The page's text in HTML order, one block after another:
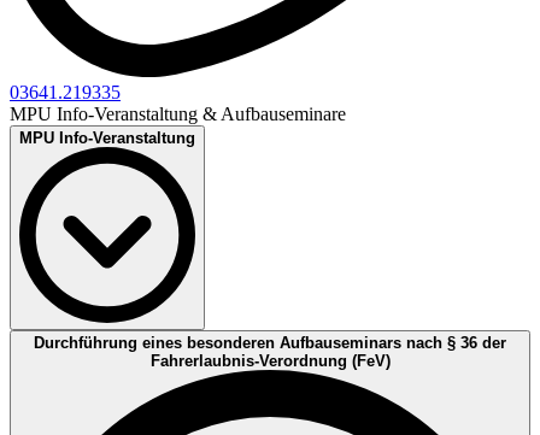
03641.219335
MPU Info-Veranstaltung & Aufbauseminare
MPU Info-Veranstaltung
MPU Info-Veranstaltung in Jena
Für Fragen rund um die Medizinische-Psychologische
Durchführung eines besonderen Aufbauseminars nach § 36 der
Fahrerlaubnis-Verordnung (FeV)